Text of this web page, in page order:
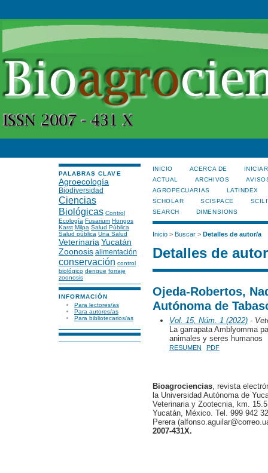
PALABRAS CLAVE
Agroecología
Biodiversidad
Ciencias
Biológicas Control
Ecología Fusarium Hongos
Karst Milpa Salud Pública
Salud pública Una Salud
Veterinaria Yucatán
Zoonosis alimentación
conservación control
biológico dengue forraje
zoonosis
INFORMACIÓN
Para lectores/as
Para autores/as
Para bibliotecarios/as
INICIO ACERCA DE
ACTUAL
ARCHIVOS
AGROPECUARIAS
LATINDEX
SCHOLAR
SCISPACE
SEARCH
DIMENSIONS
Inicio> Buscar> Detalles de autor/a
Detalles de
Ojeda-Robertos,
Autónoma de
Vol. 15, Núm. 1 (2022)-
La garrapata Amblyomma
animales y seres humanos
RESUMEN PDF
Bioagrociencias, revista
la Universidad Autónoma de
Veterinaria y Zootecnia, km.
Yucatán, México. Tel. 999 942
Perera
2007-431X.